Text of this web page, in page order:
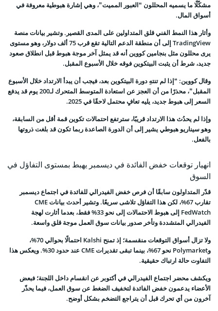
مشكّلًا ما يسميه المحللون “العبور المميت”، وهي إشارة هبوطية معروفة في
أسواق المال.
وأثار هذا النمط الفني قلق المتداولين على المدى القصير. وتشير بيانات منصة
TradingView إلى أن منطقة الدعم التالية تقع قرب 75 ألف دولار، وهو مستوى
يرى محللون مثل بنجامين كووين أنه قد يمثل آخر موجة هبوط قبل انطلاق صعود
جديد، شرط أن يثبت البيتكوين فوقه خلال الأسبوع المقبل.
وقال كووين: “إذا لم تنتهِ دورة البيتكوين بعد، فيجب أن يبدأ الارتداد خلال الأسبوع
المقبل”، محذرًا من أن العجز عن استعادة المتوسط المتحرك لـ200 يوم قد يدفع
السعر إلى هبوط جديد، يليه تعافٍ محتمل لاحقًا في 2025.
وإذا لم يحدُث هذا الارتداد قريبًا، سترتفع احتمالات تكوين قمة أقل من السابقة،
وهو سيناريو هبوطي يشير إلى أن الدورة الصاعدة ربما تكون قد بلغت ذروتها
بالفعل.
انهيار توقعات خفض الفائدة في ديسمبر يهبط بمستوى التفاؤل في
السوق
قدّر المتداولون سابقًا أن فرص خفض الفيدرالي للفائدة في اجتماع ديسمبر
تقارب 67%، لكن هذا التفاؤل تلاشى سريعًا. وتشير أحدث بيانات CME
FedWatch إلى هبوط الاحتمالات إلى نحو 33% فقط، بعدما أثارت لهجة
الفيدرالي المتشددة وتأخر صدور بيانات سوق العمل موجة قلق واسعة.
ولا تزال أسواق التوقعات منقسمة؛ إذ تمنح Kalshi احتمالًا بحوالي 70%،
وPolymarket نحو 67%، بينما تبقى تقديرات CME عند حدود 30%. ويعكس هذا
التفاوت حالة ارتباك حقيقية.
ويكشف محضر اجتماع الفيدرالي في أكتوبر عن انقسام داخل اللجنة؛ فبعض
الأعضاء يدعمون خفض الفائدة لتخفيف الضغط عن سوق العمل، فيما يحذّر
آخرون من أي تحرك قبل أن يتراجع التضخم بشكل أوضح.